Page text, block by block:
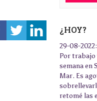
¿HOY?
29-08-2022:
Por trabajo
semana en
Mar. Es
retomé las